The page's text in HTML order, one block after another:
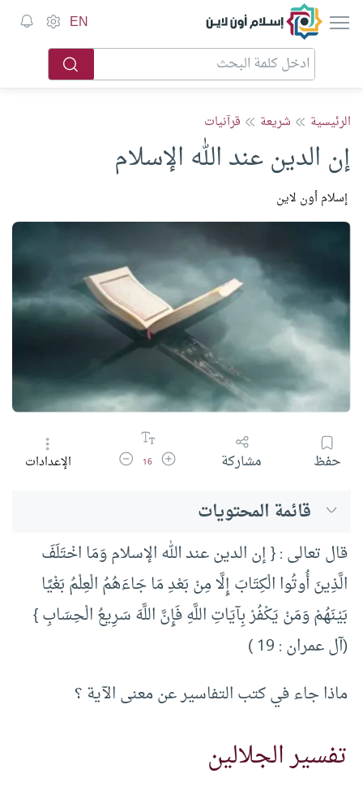
إسلام أون لاين EN
الرئيسية شريعة قرآنيات
إن الدين عند الله الإسلام
إسلام أون لاين
حفظ مشاركة زيادة حجم الخط
16 تقليل حجم الخطالإعدادات
قائمة المحتويات
قال تعالى : { إن الدين عند الله الإسلام وَمَا اخْتَلَفَ
الَّذِينَ أُوتُوا الْكِتَابَ إِلَّا مِنْ بَعْدِ مَا جَاءَهُمُ الْعِلْمُ بَغْيًا
بَيْنَهُمْ وَمَنْ يَكْفُرْ بِآيَاتِ اللَّهِ فَإِنَّ اللَّهَ سَرِيعُ الْحِسَابِ }
(آل عمران : 19 )
ماذا جاء في كتب التفاسير عن معنى الآية ؟
تفسير الجلالين